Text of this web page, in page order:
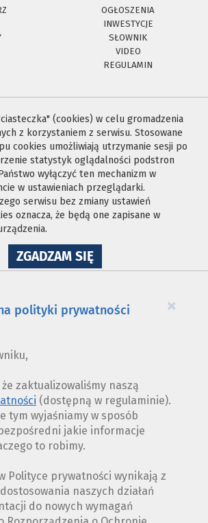
OGŁOSZENIA
INWESTYCJE
SŁOWNIK
VIDEO
REGULAMIN
(cookies) w celu gromadzenia
z korzystaniem z serwisu. Stosowane
cookies umożliwiają utrzymanie sesji po
statystyk oglądalności podstron
wyłączyć ten mechanizm w
w ustawieniach przeglądarki.
serwisu bez zmiany ustawień
oznacza, że będą one zapisane w
ZGADZAM SIĘNA
WYKORZYSTANIE
×
polityki prywatności
zaktualizowaliśmy naszą
(dostępną w regulaminie).
tym wyjaśniamy w sposób
jakie informacje
to robimy.
Polityce prywatności wynikają z
naszych działań
do nowych wymagań